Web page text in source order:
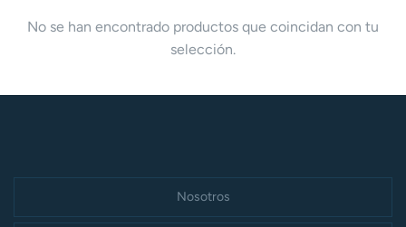
No se han encontrado productos que coincidan con tu
selección.
Nosotros